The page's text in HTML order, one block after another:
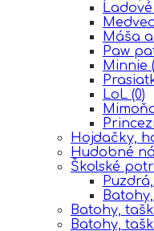
Máša
Paw
Minnie
LoL (0)
Hojdačky,
Hudobné
Školské
Batohy,
Batohy,